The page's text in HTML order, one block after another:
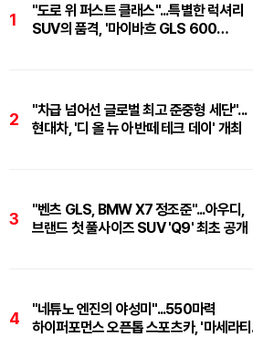
1
"도로 위 퍼스트 클래스"...특별한 럭셔리
SUV의 품격, '마이바흐 GLS 600
2
"차급 넘어선 글로벌 최고 준중형 세단"...
현대차, '디 올 뉴 아반떼 테크 데이' 개최
3
"벤츠 GLS, BMW X7 정조준"...아우디,
브랜드 첫 풀사이즈 SUV 'Q9' 최초 공개
4
"네튜노 엔진의 야성미"...550마력
하이퍼포먼스 오픈톱 스포츠카, '마세라티